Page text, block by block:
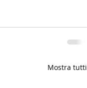
Mostra tutti